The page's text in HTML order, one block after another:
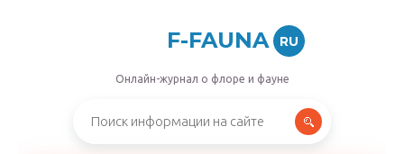
F-FAUNA RU
Онлайн-журнал о флоре и фауне